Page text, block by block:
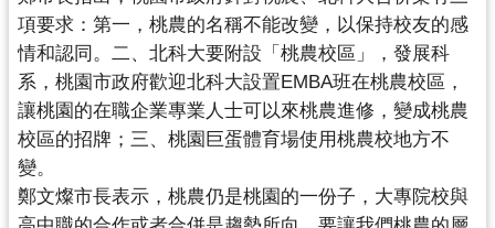
息
公
告
便
民
服
務
項要求： 第一，桃農的名稱不能改變，以保持校友的感
情和認同。二、 北科大要附設「桃農校區」，發展科
系， 桃園市政府歡迎北科大設置EMBA班在桃農校區，
讓桃園的在職企業專業人士可以來桃農進修，變成桃農
校區的招牌； 三、桃園巨蛋體育場使用桃農校地方不
變。
鄭文燦市長表示，桃農仍是桃園的一份子， 大專院校與